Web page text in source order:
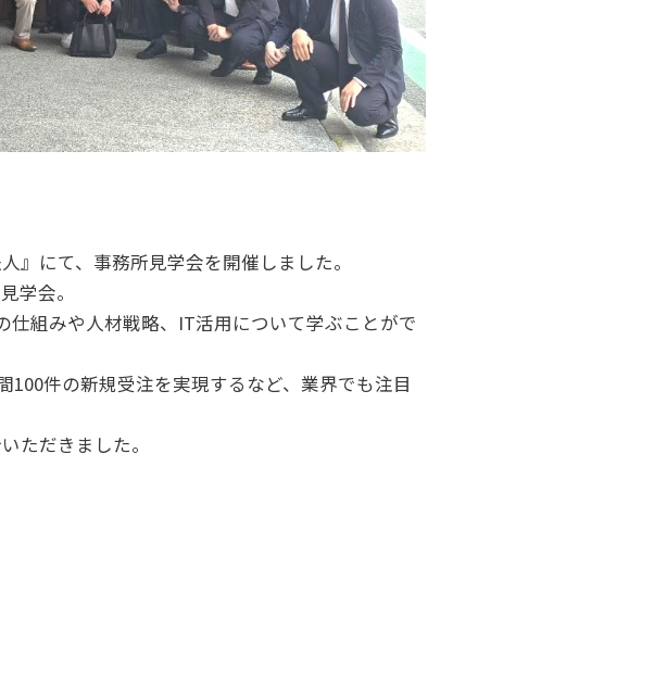
』にて、事務所見学会を開催しました。
学会。
組みや人材戦略、IT活用について学ぶことがで
件の新規受注を実現するなど、業界でも注目
ただきました。